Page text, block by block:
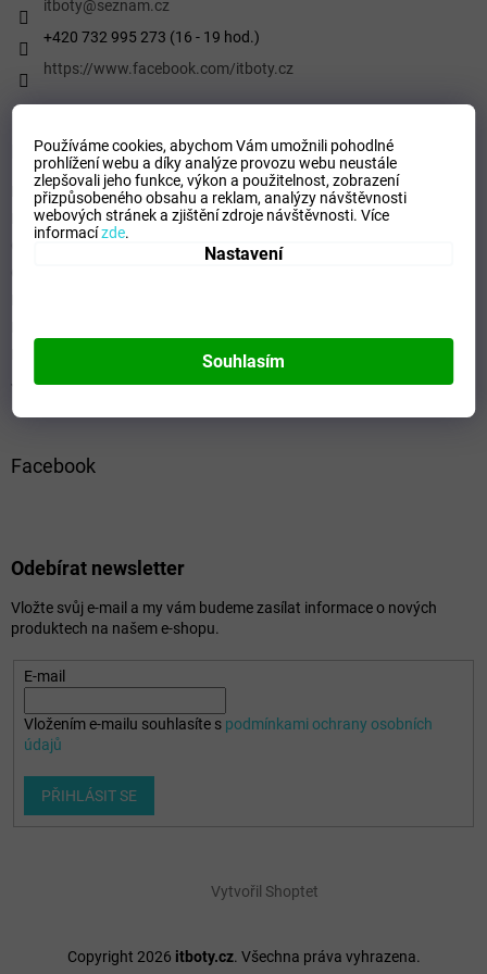
Používáme cookies, abychom Vám umožnili pohodlné
prohlížení webu a díky analýze provozu webu neustále
zlepšovali jeho funkce, výkon a použitelnost,zobrazení
přizpůsobeného obsahu a reklam, analýzy návštěvnosti
webových stránek a zjištění zdroje návštěvnosti.Více
informacízde.
Nastavení
Souhlasím
itboty@seznam.cz
+420 732 995 273 (16 - 19 hod.)
https://www.facebook.com/itboty.cz
Informace pro vás
Kontaktní formulář
Podmínky ochrany osobních údajů
Jak ověřujeme hodnocení a recenze
Facebook
Odebírat newsletter
Vložte svůj e-mail a my vám budeme zasílat informace o nových
produktech na našem e-shopu.
E-mail
Vložením e-mailu souhlasíte s podmínkami ochrany osobních
údajů
PŘIHLÁSIT SE
Vytvořil Shoptet
Copyright 2026 itboty.cz. Všechna práva vyhrazena.